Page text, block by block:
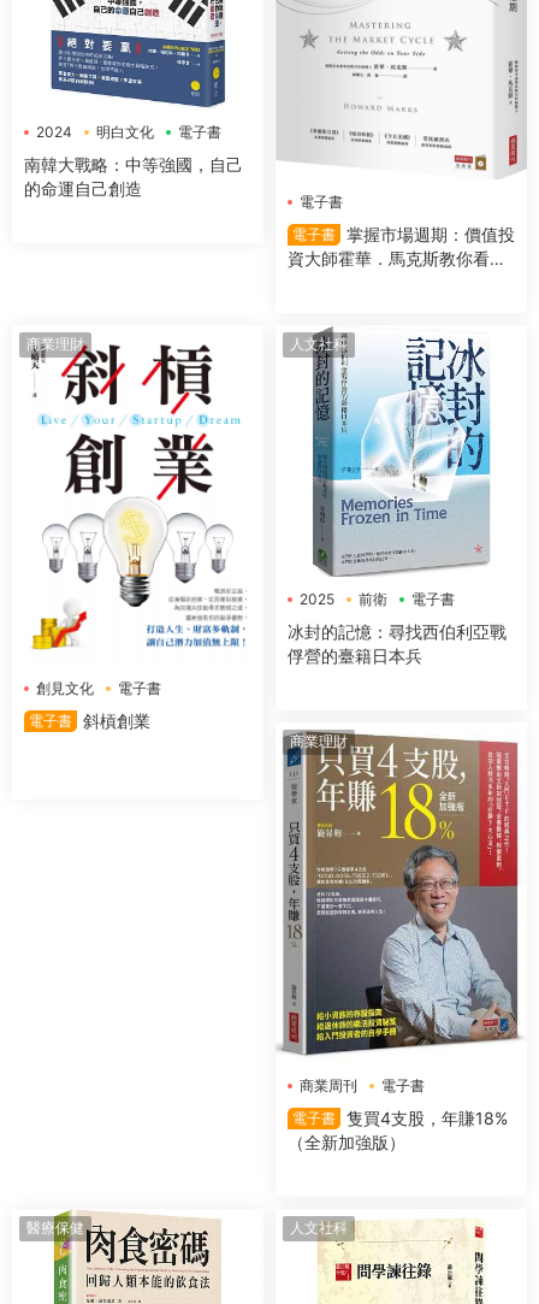
2024 明白文化 電子書
南韓大戰略：中等強國，自己
的命運自己創造
電子書
電子書 掌握市場週期：價值投
資大師霍華．馬克斯教你看對
商業理財
創見文化
電子書
電子書 斜槓創業
人文社科
2025 前衛 電子書
冰封的記憶：尋找西伯利亞戰
俘營的臺籍日本兵
商業理財
商業周刊
電子書
電子書 隻買4支股，年賺18%
（全新加強版）
醫療保健 人文社科